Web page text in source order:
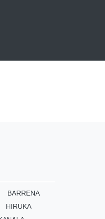
BARRENA
HIRUKA